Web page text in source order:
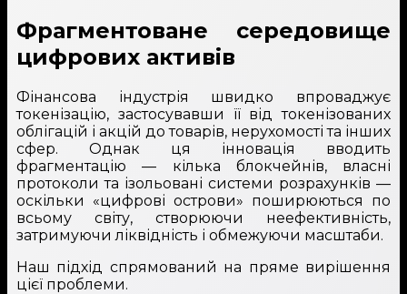
Фрагментоване середовище
цифрових активів
Фінансова індустрія швидко впроваджує
токенізацію, застосувавши її від токенізованих
облігацій і акцій до товарів, нерухомості та інших
сфер. Однак ця інновація вводить
фрагментацію — кілька блокчейнів, власні
протоколи та ізольовані системи розрахунків —
оскільки «цифрові острови» поширюються по
всьому світу, створюючи неефективність,
затримуючи ліквідність і обмежуючи масштаби.
Наш підхід спрямований на пряме вирішення
цієї проблеми.